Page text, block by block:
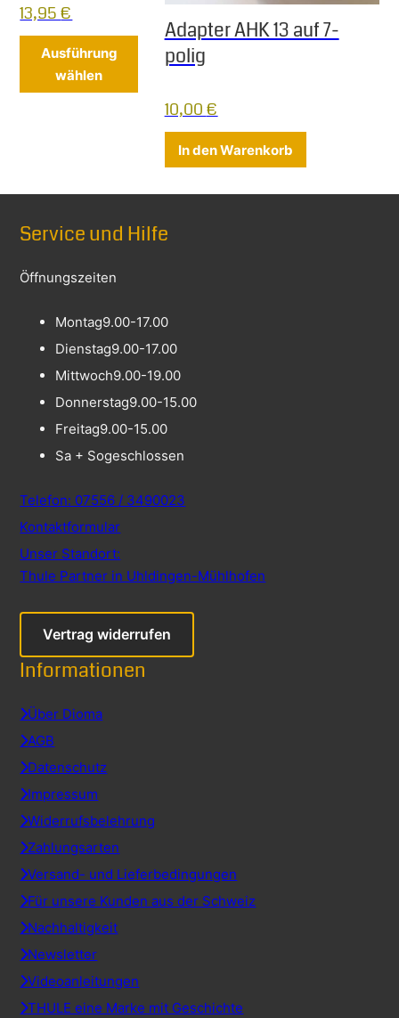
13,95€
Ausführung
wählen
Dieses Produkt weist mehrere
Adapter AHK 13 auf 7-
polig
10,00€
In den Warenkorb
Service und Hilfe
Öffnungszeiten
Montag9.00-17.00
Dienstag9.00-17.00
Mittwoch9.00-19.00
Donnerstag9.00-15.00
Freitag9.00-15.00
Sa + Sogeschlossen
Telefon: 07556 / 3490023
Kontaktformular
Unser Standort:
Thule Partner in Uhldingen-Mühlhofen
Vertrag widerrufen
Informationen
Über Dioma
AGB
Datenschutz
Impressum
Widerrufsbelehrung
Zahlungsarten
Versand- und Lieferbedingungen
Für unsere Kunden aus der Schweiz
Nachhaltigkeit
Newsletter
Videoanleitungen
THULE eine Marke mit Geschichte